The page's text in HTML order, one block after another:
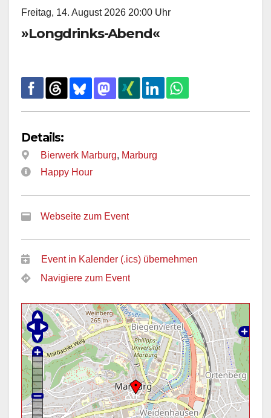
Freitag, 14. August 2026 20:00 Uhr
»Longdrinks-Abend«
Details:
Bierwerk Marburg, Marburg
Happy Hour
Webseite zum Event
Event in Kalender (.ics) übernehmen
Navigiere zum Event